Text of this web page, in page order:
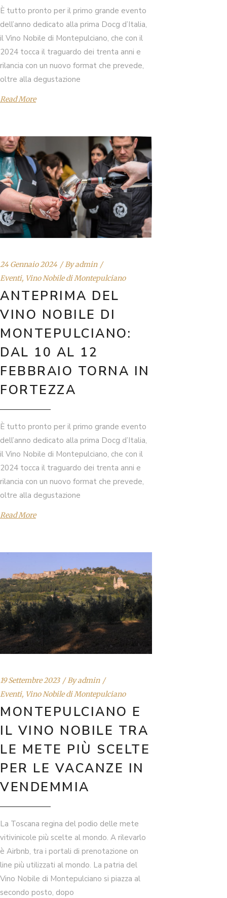
È tutto pronto per il primo grande evento
dell’anno dedicato alla prima Docg d’Italia,
il Vino Nobile di Montepulciano, che con il
2024 tocca il traguardo dei trenta anni e
rilancia con un nuovo format che prevede,
oltre alla degustazione
Read More
24 Gennaio 2024 Byadmin
Eventi, Vino Nobile di Montepulciano
ANTEPRIMA DEL
VINO NOBILE DI
MONTEPULCIANO:
DAL 10 AL 12
FEBBRAIO TORNA IN
FORTEZZA
È tutto pronto per il primo grande evento
dell’anno dedicato alla prima Docg d’Italia,
il Vino Nobile di Montepulciano, che con il
2024 tocca il traguardo dei trenta anni e
rilancia con un nuovo format che prevede,
oltre alla degustazione
Read More
19 Settembre 2023 Byadmin
Eventi, Vino Nobile di Montepulciano
MONTEPULCIANO E
IL VINO NOBILE TRA
LE METE PIÙ SCELTE
PER LE VACANZE IN
VENDEMMIA
La Toscana regina del podio delle mete
vitivinicole più scelte al mondo. A rilevarlo
è Airbnb, tra i portali di prenotazione on
line più utilizzati al mondo. La patria del
Vino Nobile di Montepulciano si piazza al
secondo posto, dopo